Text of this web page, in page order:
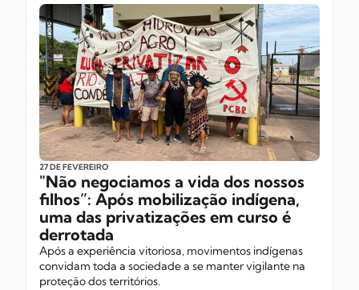
27 DE FEVEREIRO
"Não negociamos a vida dos nossos
filhos”: Após mobilização indígena,
uma das privatizações em curso é
derrotada
Após a experiência vitoriosa, movimentos indígenas
convidam toda a sociedade a se manter vigilante na
proteção dos territórios.